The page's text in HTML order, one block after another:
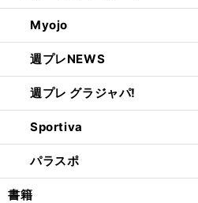
Myojo
週プレNEWS
週プレ グラジャパ!
Sportiva
パラスポ
書籍